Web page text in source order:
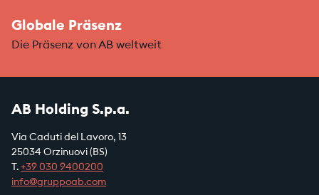
Globale Präsenz
Die Präsenz von AB weltweit
AB Holding S.p.a.
Via Caduti del Lavoro, 13
25034 Orzinuovi (BS)
T. +39 030 9400200
info@gruppoab.com